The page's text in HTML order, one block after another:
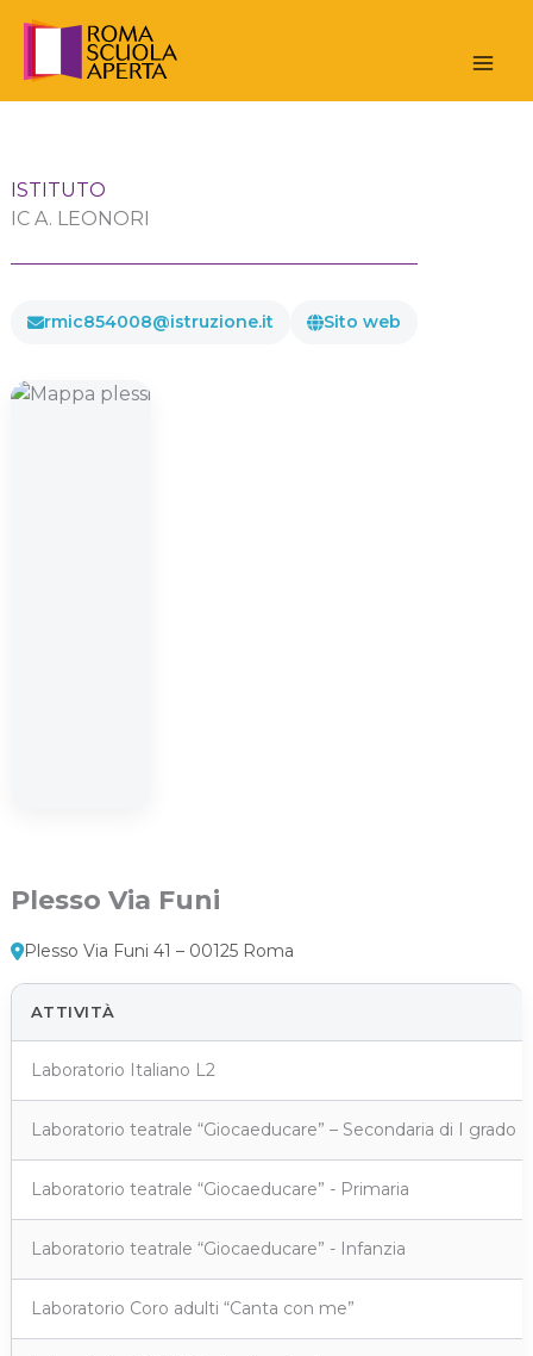
contenuto
ISTITUTO
IC A. LEONORI
rmic854008@istruzione.it Sito web
Plesso Via Funi
Plesso Via Funi 41 – 00125 Roma
ATTIVITÀ
Laboratorio Italiano L2
Laboratorio teatrale “Giocaeducare” – Secondaria di I grado
Laboratorio teatrale “Giocaeducare” - Primaria
Laboratorio teatrale “Giocaeducare” - Infanzia
Laboratorio Coro adulti “Canta con me”